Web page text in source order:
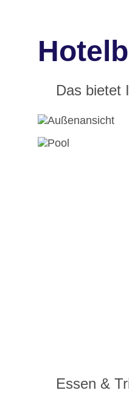
Das bietet
Essen &